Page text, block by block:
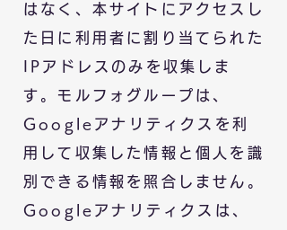
はなく、本サイトにアクセスし
た日に利用者に割り当てられた
IPアドレスのみを収集しま
す。モルフォグループは、
Googleアナリティクスを利
用して収集した情報と個人を識
別できる情報を照合しません。
Googleアナリティクスは、